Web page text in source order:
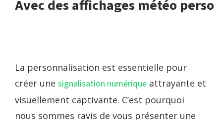
Avec des affichages météo
La personnalisation est essentielle pour
créer une signalisation numérique attrayante et
visuellement captivante. C’est pourquoi
nous sommes ravis de vous présenter une